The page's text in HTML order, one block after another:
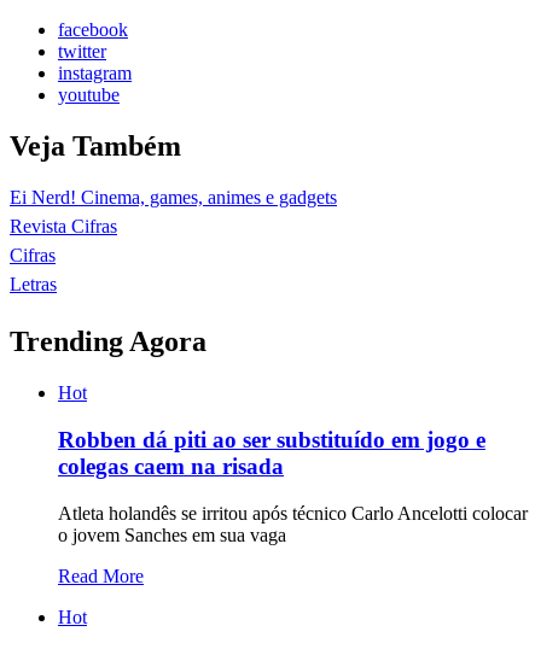
facebook
twitter
instagram
youtube
Veja Também
Ei Nerd! Cinema, games, animes e gadgets
Revista Cifras
Cifras
Letras
Trending Agora
Hot
Robben dá piti ao ser substituído em jogo e
colegas caem na risada
Atleta holandês se irritou após técnico Carlo Ancelotti colocar
o jovem Sanches em sua vaga
Read More
Hot